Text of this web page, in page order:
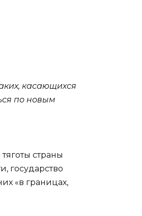
касающихся
по новым
страны
государство
«в границах,